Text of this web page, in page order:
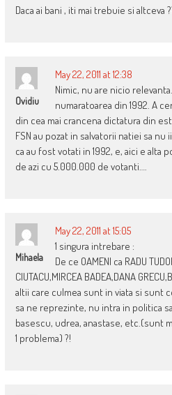
Daca ai bani , iti mai trebuie si altceva
Ovidiu
May 22, 2011 at 12:38
Nimic, nu are nicio
numaratoarea din 1992. A
din cea mai crancena dictatura din
FSN au pozat in salvatorii natiei sa nu
ca au fost votati in 1992, e, aici e alta
de azi cu 5.000.000 de votanti….
Mihaela
May 22, 2011 at 15:05
1 singura intrebare :
De ce OAMENI ca RADU
CIUTACU,MIRCEA BADEA,DANA
altii care culmea sunt in viata si sunt
sa ne reprezinte, nu intra in politica
basescu, udrea, anastase, etc.(sunt
1 problema) ?!